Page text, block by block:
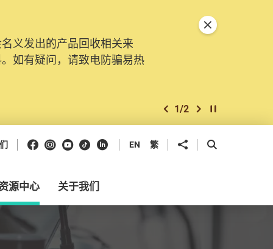
义发出的产品回收相关来
如有疑问，请致电防骗易热
上一个
1/2 下一个开始/暂停幻灯
关闭特別通告
Facebook
Instagram
Youtube
抖音领英 EN 繁 分享到 开启搜寻框
源中心 关于我们